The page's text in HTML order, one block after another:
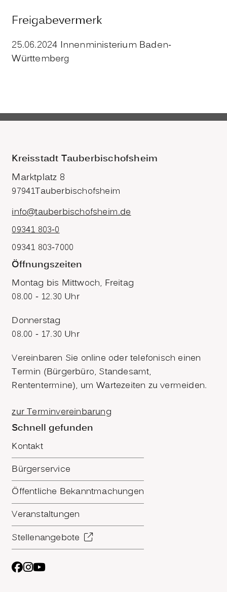
Freigabevermerk
25.06.2024 Innenministerium Baden-
Württemberg
Kreisstadt Tauberbischofsheim
Marktplatz 8
97941Tauberbischofsheim
info@tauberbischofsheim.de
09341 803-0
09341 803-7000
Öffnungszeiten
Montag bis Mittwoch, Freitag
08.00 - 12.30 Uhr
Donnerstag
08.00 - 17.30 Uhr
Vereinbaren Sie online oder telefonisch einen
Termin (Bürgerbüro, Standesamt,
Rententermine), um Wartezeiten zu vermeiden.
zur Terminvereinbarung
Schnell gefunden
Kontakt
Bürgerservice
Öffentliche Bekanntmachungen
Veranstaltungen
Stellenangebote